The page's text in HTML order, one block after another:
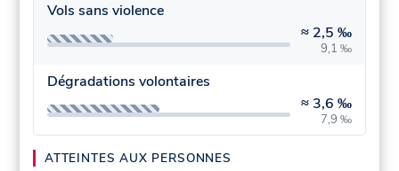
Vols sans violence
≈ 2,5 ‰
9,1 ‰
Dégradations volontaires
≈ 3,6 ‰
7,9 ‰
ATTEINTES AUX PERSONNES